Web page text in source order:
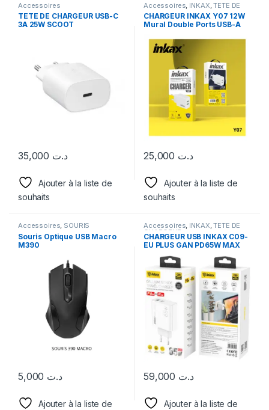
Accessoires
TETE DE CHARGEUR USB-C
3A 25W SCOOT
د.ت
Ajouter à la liste de
souhaits
Accessoires INKAX ,TETE DE
CHARGEUR
CHARGEUR INKAX Y07 12W
Mural Double Ports USB-A
Mobile
د.ت
Ajouter à la liste de
souhaits
Accessoires, SOURIS
Souris Optique USB Macro
M390
د.ت
Ajouter à la liste de
Accessoires, INKAX,TETE DE
CHARGEUR
CHARGEUR USB INKAX C09-
EU PLUS GAN PD65W MAX
(USB + TYPE-C)
د.ت
Ajouter à la liste de